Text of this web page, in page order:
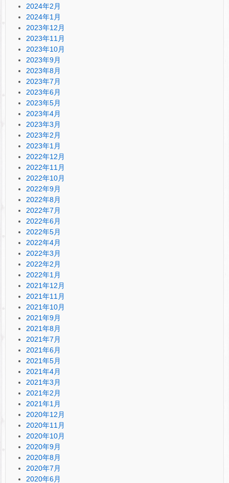
2024年2月
2024年1月
2023年12月
2023年11月
2023年10月
2023年9月
2023年8月
2023年7月
2023年6月
2023年5月
2023年4月
2023年3月
2023年2月
2023年1月
2022年12月
2022年11月
2022年10月
2022年9月
2022年8月
2022年7月
2022年6月
2022年5月
2022年4月
2022年3月
2022年2月
2022年1月
2021年12月
2021年11月
2021年10月
2021年9月
2021年8月
2021年7月
2021年6月
2021年5月
2021年4月
2021年3月
2021年2月
2021年1月
2020年12月
2020年11月
2020年10月
2020年9月
2020年8月
2020年7月
2020年6月